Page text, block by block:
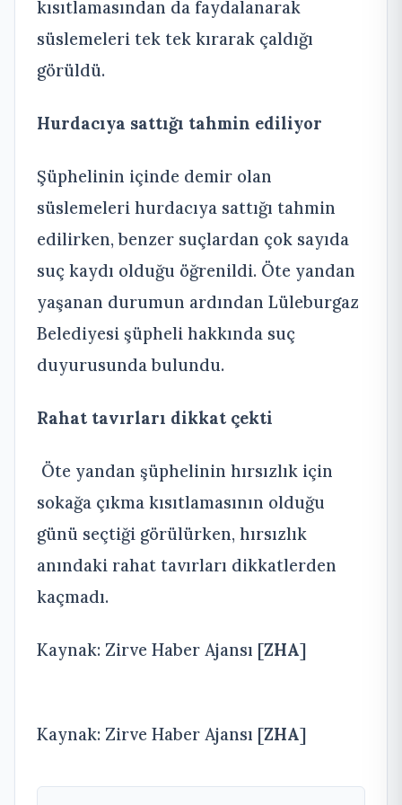
kısıtlamasından da faydalanarak
süslemeleri tek tek kırarak çaldığı
görüldü.
Hurdacıya sattığı tahmin ediliyor
Şüphelinin içinde demir olan
süslemeleri hurdacıya sattığı tahmin
edilirken, benzer suçlardan çok sayıda
suç kaydı olduğu öğrenildi. Öte yandan
yaşanan durumun ardından Lüleburgaz
Belediyesi şüpheli hakkında suç
duyurusunda bulundu.
Rahat tavırları dikkat çekti
Öte yandan şüphelinin hırsızlık için
sokağa çıkma kısıtlamasının olduğu
günü seçtiği görülürken, hırsızlık
anındaki rahat tavırları dikkatlerden
kaçmadı.
Kaynak: Zirve Haber Ajansı [ZHA]
Kaynak: Zirve Haber Ajansı [ZHA]